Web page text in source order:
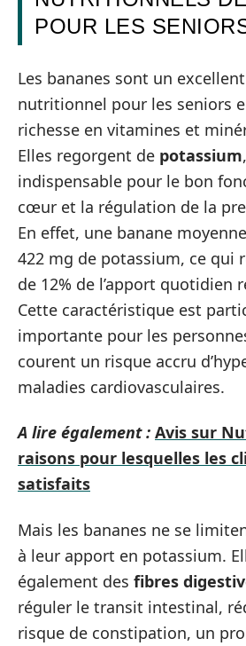
POUR LES
Les bananes sont un
nutritionnel pour les seniors
richesse en vitamines et
Elles regorgent de potassium
indispensable pour le bon
cœur et la régulation de la
En effet, une banane
422 mg de potassium, ce qui
de 12% de l’apport quotidien
Cette caractéristique est
importante pour les
courent un risque accru
maladies cardiovasculaires.
A lire également : Avis sur
raisons pour lesquelles les
satisfaits
Mais les bananes ne se
à leur apport en potassium.
également des fibres
réguler le transit intestinal,
risque de constipation, un